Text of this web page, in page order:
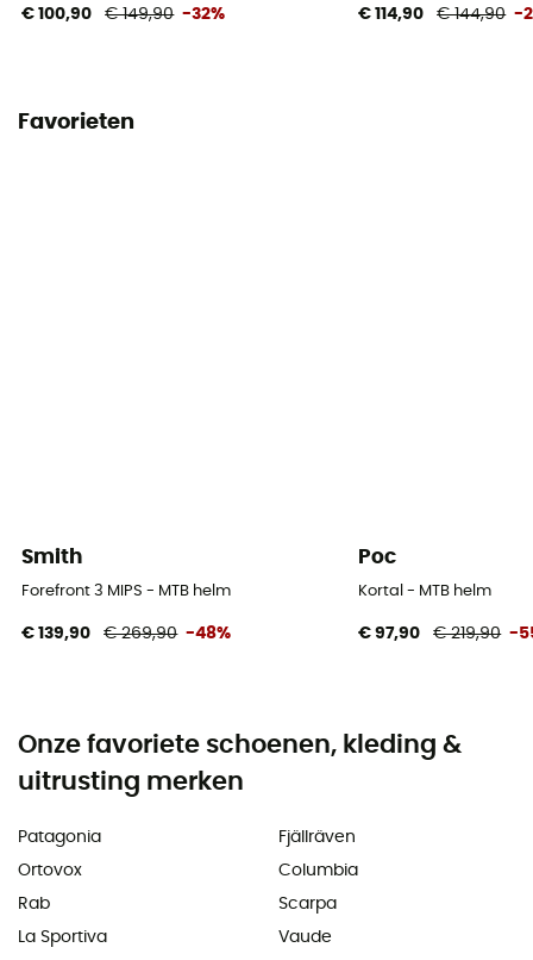
€ 100,90 € 149,90 -32% € 114,90 € 144,90 -
Favorieten
Smith
Forefront 3 MIPS - MTB helm
€ 139,90 € 269,90 -48%
Poc
Kortal - MTB helm
€ 97,90 € 219,90 -
Onze favoriete schoenen, kleding &
uitrusting merken
Patagonia
Ortovox
Rab
La Sportiva
Fjällräven
Columbia
Scarpa
Vaude